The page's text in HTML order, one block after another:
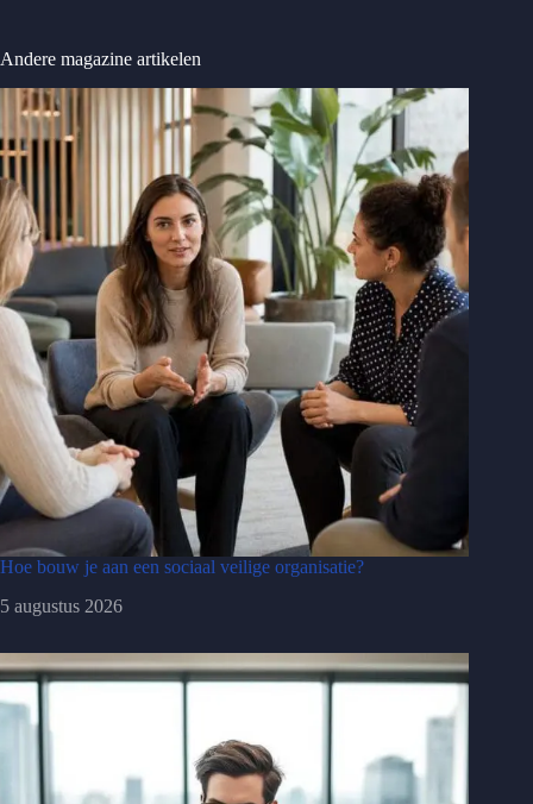
Andere magazine artikelen
Hoe bouw je aan een sociaal veilige organisatie?
5 augustus 2026